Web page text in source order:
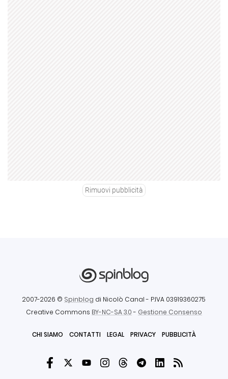
Rimuovi pubblicità
2007-2026 © Spinblog di Nicolò Canal - P.IVA 03919360275
Creative Commons BY-NC-SA 3.0- Gestione Consenso
CHI SIAMO CONTATTI LEGAL PRIVACY PUBBLICITÀ